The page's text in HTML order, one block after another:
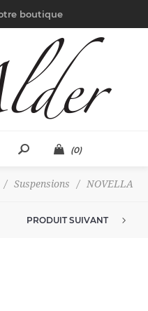
boutique
(0)
/ Suspensions / NOVELLA
PRODUIT SUIVANT